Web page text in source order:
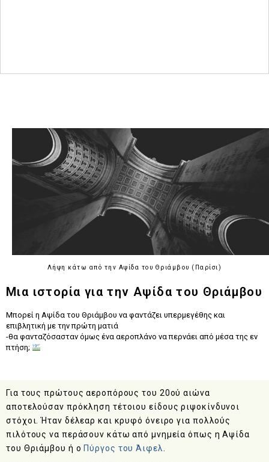
Λήψη κάτω από την Αψίδα του Θριάμβου (Παρίσι)
Μια ιστορία για την Αψίδα του Θριάμβου
Μπορεί η Αψίδα του Θριάμβου να φαντάζει υπερμεγέθης και
επιβλητική με την πρώτη ματιά
-θα φανταζόσασταν όμως ένα αεροπλάνο να περνάει από μέσα της εν
πτήση;
Για τους πρώτους αεροπόρους του 20ού αιώνα
αποτελούσαν πρόκληση τέτοιου είδους ριψοκίνδυνοι
στόχοι. Ήταν δέλεαρ και κρυφό όνειρο για πολλούς
πιλότους να περάσουν κάτω από μνημεία όπως η Αψίδα
του Θριάμβου ή ο Πύργος του Άιφελ